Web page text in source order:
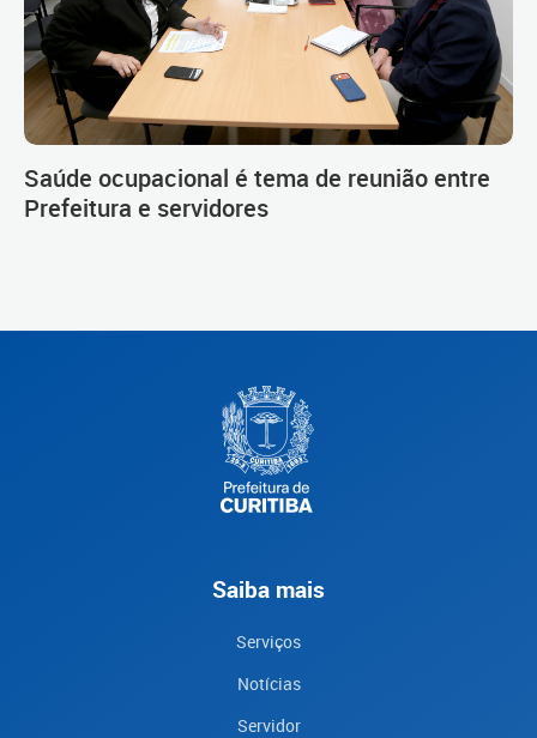
Saúde ocupacional é tema de reunião entre
Prefeitura e servidores
Saiba mais
Serviços
Notícias
Servidor